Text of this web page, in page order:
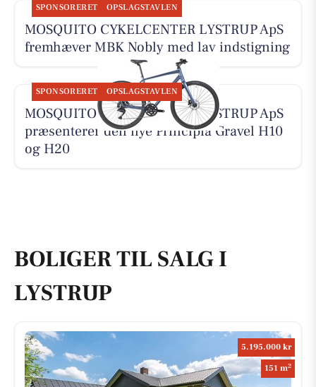
SPONSORERET OPSLAGSTAVLEN
MOSQUITO CYKELCENTER LYSTRUP ApS
fremhæver MBK Nobly med lav indstigning
SPONSORERET OPSLAGSTAVLEN
MOSQUITO CYKELCENTER LYSTRUP ApS
præsenterer den nye Principia Gravel H10
og H20
BOLIGER TIL SALG I
LYSTRUP
5.195.000 kr
151 m2